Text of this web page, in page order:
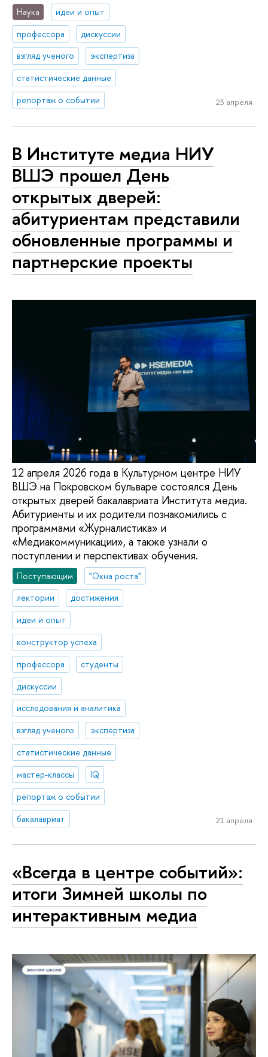
Наука
идеи и опыт
профессора
дискуссии
взгляд ученого
экспертиза
статистические данные
репортаж о событии
23 апреля
В Институте медиа НИУ
ВШЭ прошел День
открытых дверей:
абитуриентам представили
обновленные программы и
партнерские проекты
12 апреля 2026 года в Культурном центре НИУ
ВШЭ на Покровском бульваре состоялся День
открытых дверей бакалавриата Института медиа.
Абитуриенты и их родители познакомились с
программами «Журналистика» и
«Медиакоммуникации», а также узнали о
поступлении и перспективах обучения.
Поступающим
"Окна роста"
лектории
достижения
идеи и опыт
конструктор успеха
профессора
студенты
дискуссии
исследования и аналитика
взгляд ученого
экспертиза
статистические данные
мастер-классы
IQ
репортаж о событии
бакалавриат
21 апреля
«Всегда в центре событий»:
итоги Зимней школы по
интерактивным медиа